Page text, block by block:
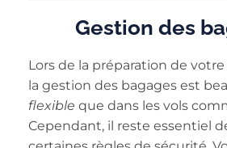
Gestion des
Lors de la préparation de votre
la gestion des bagages est
flexible que dans les vols
Cependant, il reste essentiel